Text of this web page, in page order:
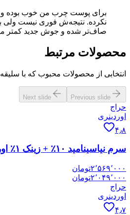
برای پوست چرب من خوب بوده و
نکرده. نتیجه‌ش فوری نیست ولی
صاف‌تر شده و جوش جدید کمتر
محصولات مرتبط
انتخابی از محصولات محبوب که با
Previous slide
Next slide
حراج
اوردینری
۴٫۸
سرم نیاسینامید ۱۰٪ + زینک ۱٪ اوردینری
۲٬۵۶۹٬۰۰۰تومان
۲٬۰۴۹٬۰۰۰تومان
حراج
اوردینری
۴٫۷